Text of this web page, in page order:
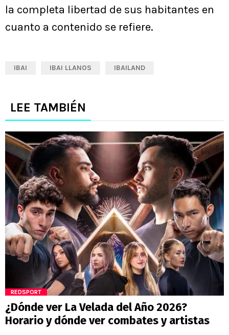
la completa libertad de sus habitantes en
cuanto a contenido se refiere.
IBAI IBAI LLANOS IBAILAND
LEE TAMBIÉN
REDSPORT
¿Dónde ver La Velada del Año 2026?
Horario y dónde ver combates y artistas